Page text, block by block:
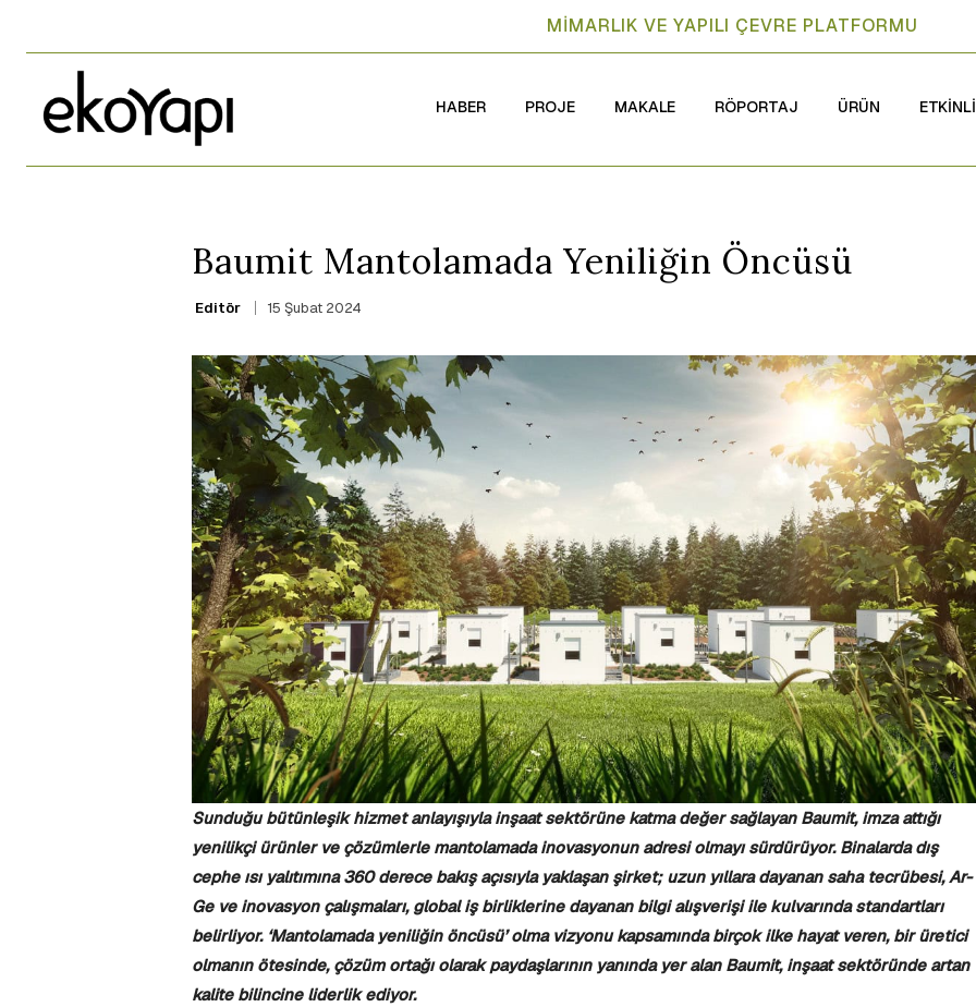
MİMARLIK VE YAPILI ÇEVRE PLATFORMU
HABER PROJE MAKALE RÖPORTAJ ÜRÜN
Baumit Mantolamada Yeniliğin Öncüsü
Editör 15 Şubat 2024
Sunduğu bütünleşik hizmet anlayışıyla inşaat sektörüne katma değer sağlayan Baumit, imza attığı
yenilikçi ürünler ve çözümlerle mantolamada inovasyonun adresi olmayı sürdürüyor. Binalarda dış
cephe ısı yalıtımına 360 derece bakış açısıyla yaklaşan şirket; uzun yıllara dayanan saha tecrübesi, Ar-
Ge ve inovasyon çalışmaları, global iş birliklerine dayanan bilgi alışverişi ile kulvarında standartları
belirliyor. ‘Mantolamada yeniliğin öncüsü’ olma vizyonu kapsamında birçok ilke hayat veren, bir üretici
olmanın ötesinde, çözüm ortağı olarak paydaşlarının yanında yer alan Baumit, inşaat sektöründe artan
kalite bilincine liderlik ediyor.